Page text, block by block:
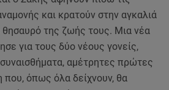
και κρατούν στην αγκαλιά
θησαυρό της ζωής τους. Μια νέα
για τους δύο νέους γονείς,
αμέτρητες πρώτες
που, όπως όλα δείχνουν, θα